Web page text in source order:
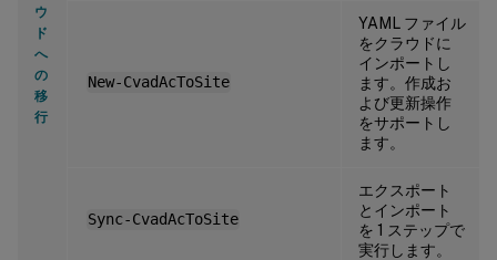
ウ
ド
へ
の
移
行
New-CvadAcToSite
YAML ファイル
をクラウドに
インポートし
ます。作成お
よび更新操作
をサポートし
ます。
Sync-CvadAcToSite
エクスポート
とインポート
を 1 ステップで
実行します。